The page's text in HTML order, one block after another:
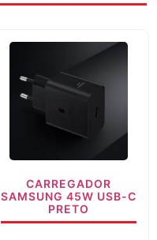
CARREGADOR
SAMSUNG 45W USB-C
PRETO